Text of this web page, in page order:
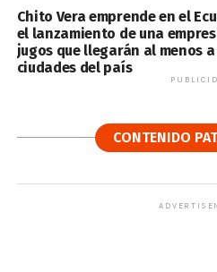
Chito Vera emprende en el
el lanzamiento de una
jugos que llegarán al menos
ciudades del país
CONTENIDO